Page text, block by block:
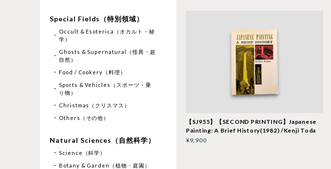
【SJ955】【SECOND PRINTING】Japanese
Painting: A Brief History(1982) /Kenji Toda
¥9,900
Special Fields（特別領域）
Occult & Esoterica（オカルト・秘
学）
Ghosts & Supernatural（怪異・超
自然）
Food / Cookery（料理）
Sports & Vehicles（スポーツ・乗
り物）
Christmas（クリスマス）
Others（その他）
Natural Sciences（自然科学）
Science（科学）
Botany & Garden（植物・庭園）